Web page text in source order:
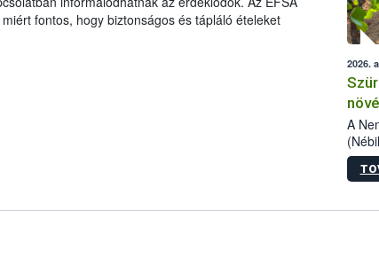
fontos, hogy biztonságos és tápláló ételeket
2026.
A